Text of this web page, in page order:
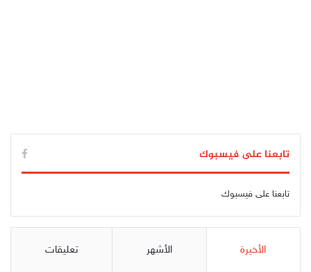
تابعنا على فيسبوك
تابعنا على فيسبوك
الأخيرة الأشهر تعليقات